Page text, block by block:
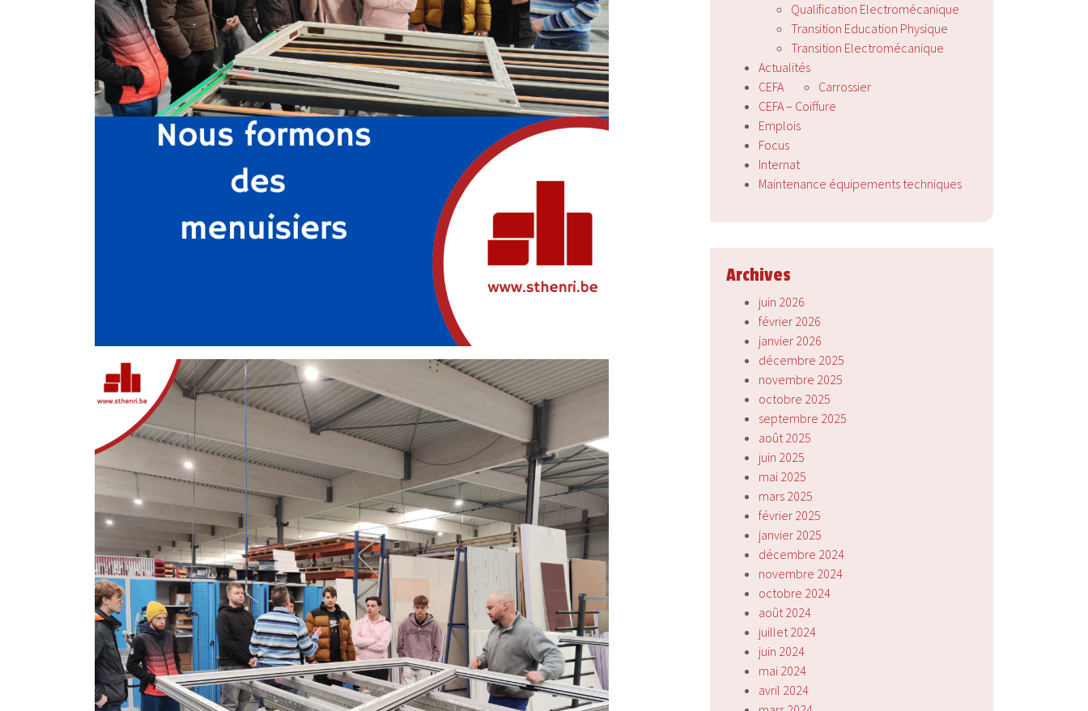
Qualification Electromécanique
Transition Education Physique
Transition Electromécanique
Actualités
CEFA
Carrossier
CEFA – Coiffure
Emplois
Focus
Internat
Maintenance équipements techniques
Archives
juin 2026
février 2026
janvier 2026
décembre 2025
novembre 2025
octobre 2025
septembre 2025
août 2025
juin 2025
mai 2025
mars 2025
février 2025
janvier 2025
décembre 2024
novembre 2024
octobre 2024
août 2024
juillet 2024
juin 2024
mai 2024
avril 2024